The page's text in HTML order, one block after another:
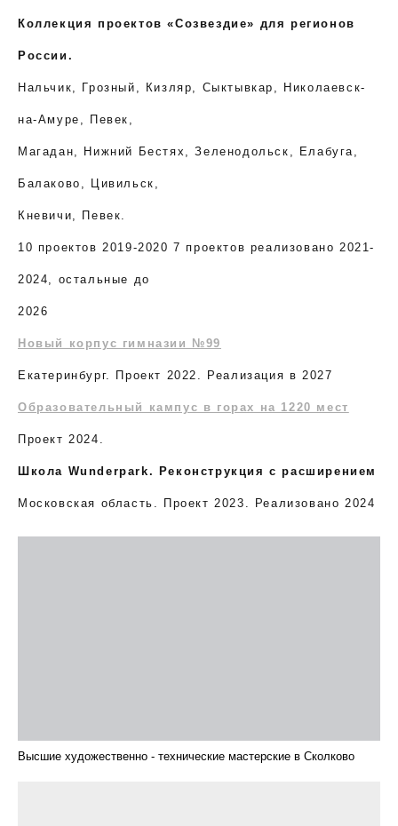
Коллекция проектов «Созвездие» для регионов
России.
Нальчик, Грозный, Кизляр, Сыктывкар, Николаевск-
на-Амуре, Певек,
Магадан, Нижний Бестях, Зеленодольск, Елабуга,
Балаково, Цивильск,
Кневичи, Певек.
10 проектов 2019-2020 7 проектов реализовано 2021-
2024, остальные до
2026
Новый корпус гимназии №99
Екатеринбург. Проект 2022. Реализация в 2027
Образовательный кампус в горах на 1220 мест
Проект 2024.
Школа Wunderpark. Реконструкция с расширением
Московская область. Проект 2023. Реализовано 2024
Высшие художественно - технические мастерские в Сколково